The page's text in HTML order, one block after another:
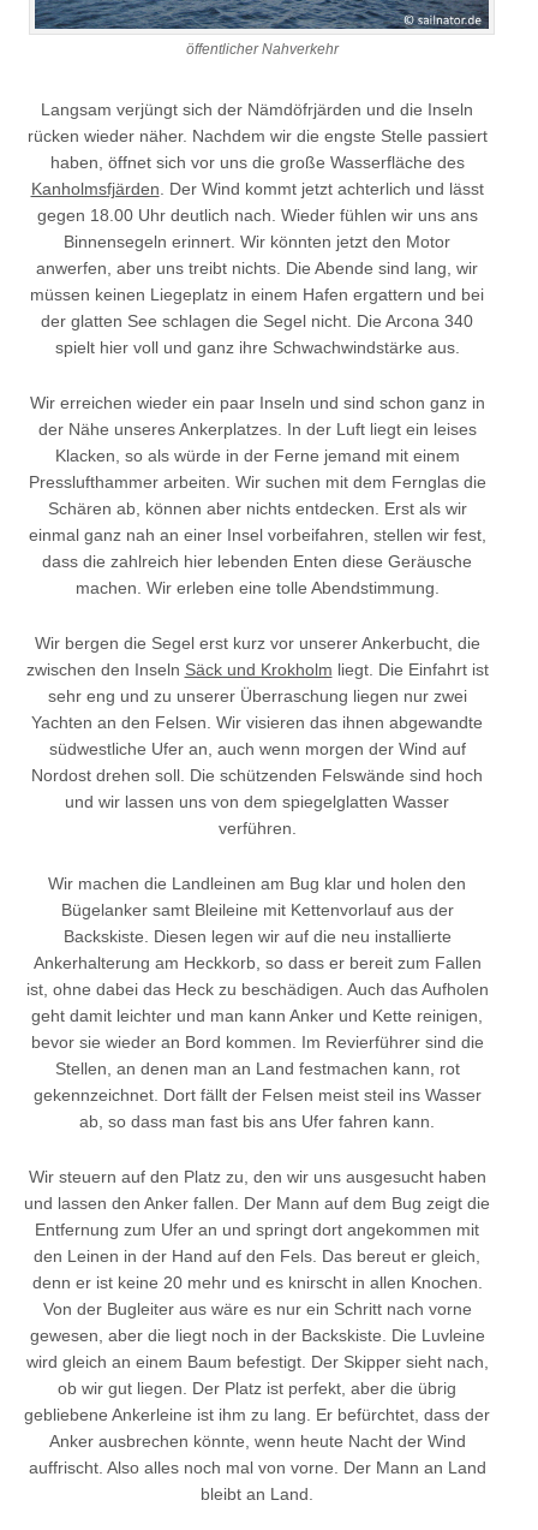
öffentlicher Nahverkehr
Langsam verjüngt sich der Nämdöfrjärden und die Inseln
rücken wieder näher. Nachdem wir die engste Stelle passiert
haben, öffnet sich vor uns die große Wasserfläche des
Kanholmsfjärden. Der Wind kommt jetzt achterlich und lässt
gegen 18.00 Uhr deutlich nach. Wieder fühlen wir uns ans
Binnensegeln erinnert. Wir könnten jetzt den Motor
anwerfen, aber uns treibt nichts. Die Abende sind lang, wir
müssen keinen Liegeplatz in einem Hafen ergattern und bei
der glatten See schlagen die Segel nicht. Die Arcona 340
spielt hier voll und ganz ihre Schwachwindstärke aus.
Wir erreichen wieder ein paar Inseln und sind schon ganz in
der Nähe unseres Ankerplatzes. In der Luft liegt ein leises
Klacken, so als würde in der Ferne jemand mit einem
Presslufthammer arbeiten. Wir suchen mit dem Fernglas die
Schären ab, können aber nichts entdecken. Erst als wir
einmal ganz nah an einer Insel vorbeifahren, stellen wir fest,
dass die zahlreich hier lebenden Enten diese Geräusche
machen. Wir erleben eine tolle Abendstimmung.
Wir bergen die Segel erst kurz vor unserer Ankerbucht, die
zwischen den Inseln Säck und Krokholm liegt. Die Einfahrt ist
sehr eng und zu unserer Überraschung liegen nur zwei
Yachten an den Felsen. Wir visieren das ihnen abgewandte
südwestliche Ufer an, auch wenn morgen der Wind auf
Nordost drehen soll. Die schützenden Felswände sind hoch
und wir lassen uns von dem spiegelglatten Wasser
verführen.
Wir machen die Landleinen am Bug klar und holen den
Bügelanker samt Bleileine mit Kettenvorlauf aus der
Backskiste. Diesen legen wir auf die neu installierte
Ankerhalterung am Heckkorb, so dass er bereit zum Fallen
ist, ohne dabei das Heck zu beschädigen. Auch das Aufholen
geht damit leichter und man kann Anker und Kette reinigen,
bevor sie wieder an Bord kommen. Im Revierführer sind die
Stellen, an denen man an Land festmachen kann, rot
gekennzeichnet. Dort fällt der Felsen meist steil ins Wasser
ab, so dass man fast bis ans Ufer fahren kann.
Wir steuern auf den Platz zu, den wir uns ausgesucht haben
und lassen den Anker fallen. Der Mann auf dem Bug zeigt die
Entfernung zum Ufer an und springt dort angekommen mit
den Leinen in der Hand auf den Fels. Das bereut er gleich,
denn er ist keine 20 mehr und es knirscht in allen Knochen.
Von der Bugleiter aus wäre es nur ein Schritt nach vorne
gewesen, aber die liegt noch in der Backskiste. Die Luvleine
wird gleich an einem Baum befestigt. Der Skipper sieht nach,
ob wir gut liegen. Der Platz ist perfekt, aber die übrig
gebliebene Ankerleine ist ihm zu lang. Er befürchtet, dass der
Anker ausbrechen könnte, wenn heute Nacht der Wind
auffrischt. Also alles noch mal von vorne. Der Mann an Land
bleibt an Land.